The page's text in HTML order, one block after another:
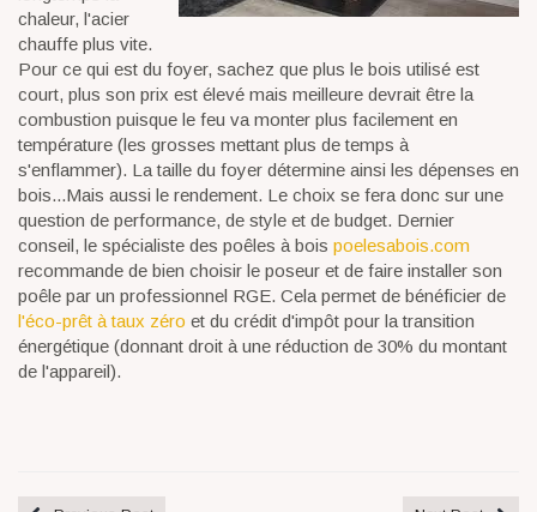
chaleur, l'acier
chauffe plus vite.
Pour ce qui est du foyer, sachez que plus le bois utilisé est
court, plus son prix est élevé mais meilleure devrait être la
combustion puisque le feu va monter plus facilement en
température (les grosses mettant plus de temps à
s'enflammer). La taille du foyer détermine ainsi les dépenses en
bois...Mais aussi le rendement. Le choix se fera donc sur une
question de performance, de style et de budget. Dernier
conseil, le spécialiste des poêles à bois poelesabois.com
recommande de bien choisir le poseur et de faire installer son
poêle par un professionnel RGE. Cela permet de bénéficier de
l'éco-prêt à taux zéro et du crédit d'impôt pour la transition
énergétique (donnant droit à une réduction de 30% du montant
de l'appareil).